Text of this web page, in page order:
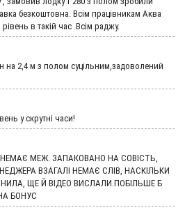
безкоштовна. Всім працівникам Аква
в такій час .Всім раджу.
на 2,4 м з полом суцільним,задоволений
у скрутні часи!
МЕЖ. ЗАПАКОВАНО НА СОВІСТЬ,
ВЗАГАЛІ НЕМАЄ СЛІВ, НАСКІЛЬКИ
ЩЕ Й ВІДЕО ВИСЛАЛИ.ПОБІЛЬШЕ Б
БОНУС